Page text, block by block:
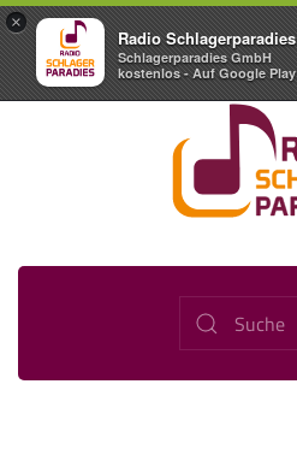
×
Radio Schlagerparadies
Schlagerparadies GmbH
kostenlos - Auf Google Play